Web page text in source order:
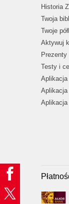
Historia
Twoja
Twoje
Aktywuj
Prezenty
Testy i
Aplikacja
Aplikacja
Aplikacja